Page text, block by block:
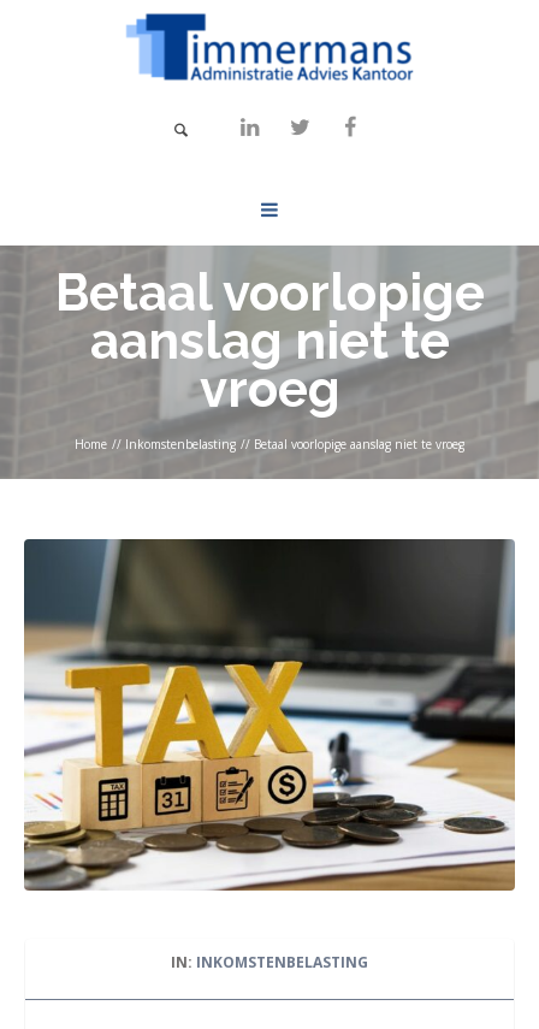
Betaal voorlopige
aanslag niet te
vroeg
Home // Inkomstenbelasting // Betaal voorlopige aanslag niet te vroeg
IN: INKOMSTENBELASTING